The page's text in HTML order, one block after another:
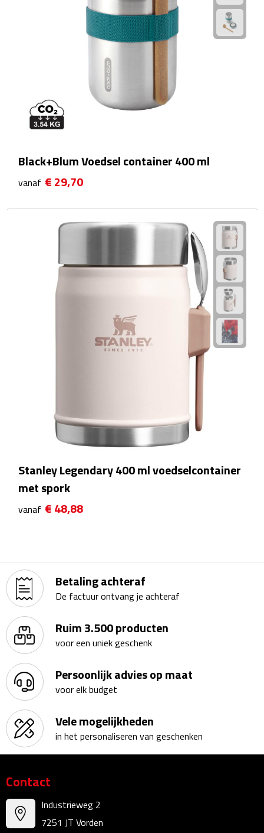
Kopjes & Mokken
Kopjes
Schoteltjes
Thermossets
Agenda's & Kalenders
Beurs & Evenementen
Barmatten
Naambadges & naamkaarthouders
Stickers
Visitekaartjes
Bureauklokken
Bureaulampen
Bureau onderleggers
Bureau organizers
Bureausets
Bureau ventilatoren
Gummen
Black+Blum Voedsel container 400 ml
vanaf € 29,70
Stanley Legendary 400 ml voedselcontainer
met spork
vanaf € 48,88
Betaling achteraf
De factuur ontvang je achteraf
Ruim 3.500 producten
voor een uniek geschenk
Persoonlijk advies op maat
voor elk budget
Vele mogelijkheden
in het personaliseren van geschenken
Contact
Industrieweg 2
7251 JT Vorden